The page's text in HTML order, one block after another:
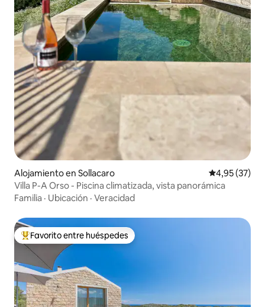
Alojamiento en Sollacaro Calificación
4,95 (37)
Villa P-A Orso - Piscina climatizada, vista panorámica
Familia · Ubicación · Veracidad
Favorito entre los huéspedes más destacados
Favorito entre huéspedes